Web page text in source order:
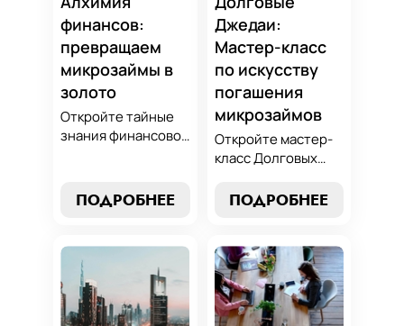
финансов:
превращаем
микрозаймы в
золото
Откройте тайные
знания финансовой
превращать
обязательства по
золотые
возможности.
Погрузитесь в мир
умного управления
ПОДРОБНЕЕ
Джедаи:
Мастер-класс
по искусству
погашения
микрозаймов
Откройте мастер-
класс Долговых
погашению
финансового
равновесия.
Узнайте, как
управлять долгами
ПОДРОБНЕЕ